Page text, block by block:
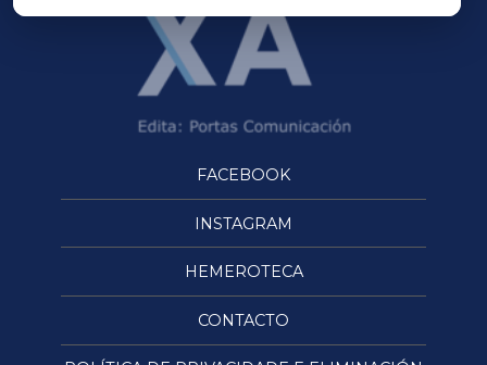
FACEBOOK
INSTAGRAM
HEMEROTECA
CONTACTO